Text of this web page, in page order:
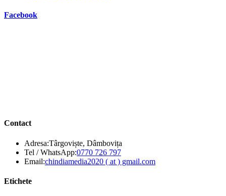
Facebook
Contact
Adresa:Târgoviște, Dâmbovița
Tel / WhatsApp:0770 726 797Opens
in
Email:chindiamedia2020 ( at ) gmail.comOpens
Etichete